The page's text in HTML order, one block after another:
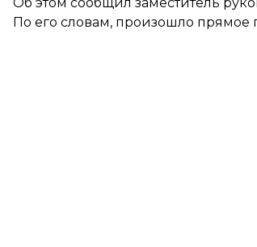
По его словам, произошло прямое